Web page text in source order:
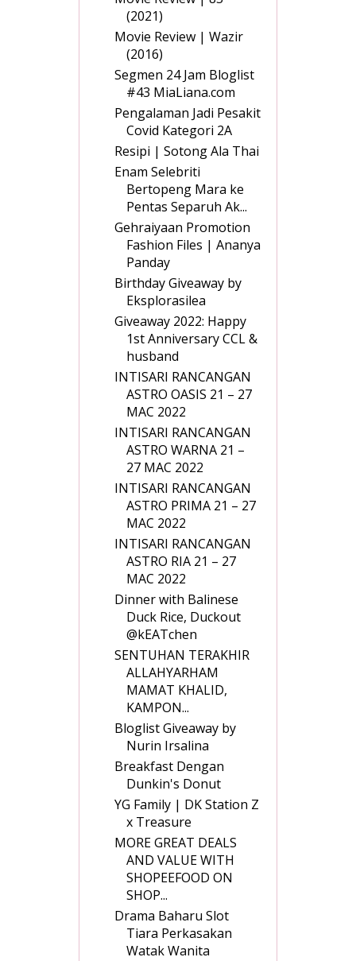
(2021)
Movie Review | Wazir
(2016)
Segmen 24 Jam Bloglist
#43 MiaLiana.com
Pengalaman Jadi Pesakit
Covid Kategori 2A
Resipi | Sotong Ala Thai
Enam Selebriti
Bertopeng Mara ke
Pentas Separuh Ak...
Gehraiyaan Promotion
Fashion Files | Ananya
Panday
Birthday Giveaway by
Eksplorasilea
Giveaway 2022: Happy
1st Anniversary CCL &
husband
INTISARI RANCANGAN
ASTRO OASIS 21 – 27
MAC 2022
INTISARI RANCANGAN
ASTRO WARNA 21 –
27 MAC 2022
INTISARI RANCANGAN
ASTRO PRIMA 21 – 27
MAC 2022
INTISARI RANCANGAN
ASTRO RIA 21 – 27
MAC 2022
Dinner with Balinese
Duck Rice, Duckout
@kEATchen
SENTUHAN TERAKHIR
ALLAHYARHAM
MAMAT KHALID,
KAMPON...
Bloglist Giveaway by
Nurin Irsalina
Breakfast Dengan
Dunkin's Donut
YG Family | DK Station Z
x Treasure
MORE GREAT DEALS
AND VALUE WITH
SHOPEEFOOD ON
SHOP...
Drama Baharu Slot
Tiara Perkasakan
Watak Wanita